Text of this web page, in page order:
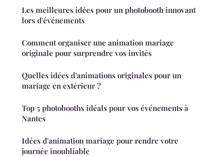
Les meilleures idées pour un photobooth innovant
lors d'événements
Comment organiser une animation mariage
originale pour surprendre vos invités
Quelles idées d'animations originales pour un
mariage en extérieur ?
Top 5 photobooths idéals pour vos événements à
Nantes
Idées d'animation mariage pour rendre votre
journée inoubliable